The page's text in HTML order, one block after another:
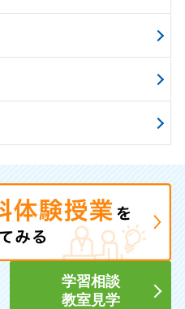
学習相談
教室見学